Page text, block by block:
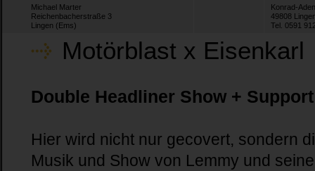
Michael Marter
Reichenbacherstraße 3
Lingen (Ems)
Konrad-
49808
Tel. 0591
Motörblast x Eisenkarl
Double Headliner Show +
Hier wird nicht nur gecovert, sondern
Musik und Show von Lemmy und